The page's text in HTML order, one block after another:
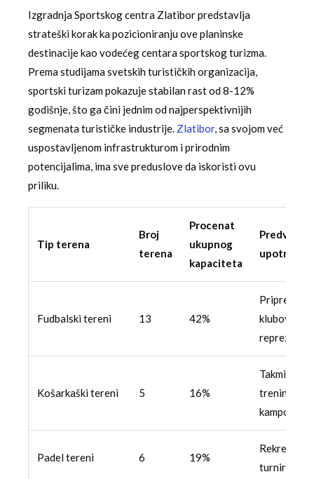
Izgradnja Sportskog centra Zlatibor predstavlja
strateški korak ka pozicioniranju ove planinske
destinacije kao vodećeg centara sportskog turizma.
Prema studijama svetskih turističkih organizacija,
sportski turizam pokazuje stabilan rast od 8-12%
godišnje, što ga čini jednim od najperspektivnijih
segmenata turističke industrije. Zlatibor, sa svojom već
uspostavljenom infrastrukturom i prirodnim
potencijalima, ima sve preduslove da iskoristi ovu
priliku.
Tip terena
Broj
terena
Procenat
ukupnog
kapaciteta
upotreba
Fudbalski tereni 13 42%
Pripreme
klubova i
Košarkaški tereni 5 16%
Takmičenja
trening
kampovi
Padel tereni 6 19%
Rekreacija i
turniri